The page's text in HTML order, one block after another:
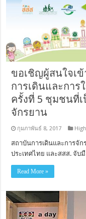
ขอเชิญผู้สนใจเข้
การเดินและกา
ครั้งที่ 5 ชุมชนที่
จักรยาน
กุมภาพันธ์ 8, 2017
สถาบันการเดินและการจั
ประเทศไทย และสสส. จับ
Read More »